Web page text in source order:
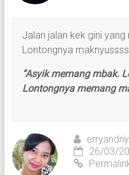
Jalan jalan kek gini
Lontongnya
“Asyik memang mbak.
Lontongnya memang
26/03/